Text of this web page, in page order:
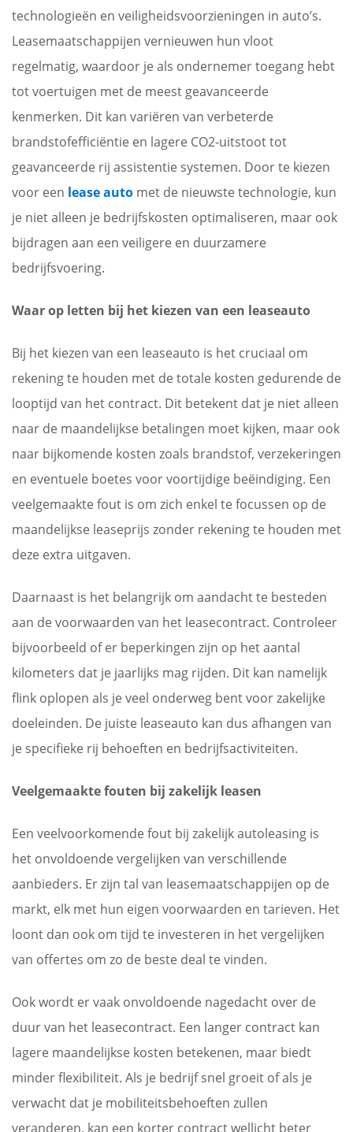
technologieën en veiligheidsvoorzieningen in auto’s.
Leasemaatschappijen vernieuwen hun vloot
regelmatig, waardoor je als ondernemer toegang hebt
tot voertuigen met de meest geavanceerde
kenmerken. Dit kan variëren van verbeterde
brandstofefficiëntie en lagere CO2-uitstoot tot
geavanceerde rij assistentie systemen. Door te kiezen
voor een lease auto met de nieuwste technologie, kun
je niet alleen je bedrijfskosten optimaliseren, maar ook
bijdragen aan een veiligere en duurzamere
bedrijfsvoering.
Waar op letten bij het kiezen van een leaseauto
Bij het kiezen van een leaseauto is het cruciaal om
rekening te houden met de totale kosten gedurende de
looptijd van het contract. Dit betekent dat je niet alleen
naar de maandelijkse betalingen moet kijken, maar ook
naar bijkomende kosten zoals brandstof, verzekeringen
en eventuele boetes voor voortijdige beëindiging. Een
veelgemaakte fout is om zich enkel te focussen op de
maandelijkse leaseprijs zonder rekening te houden met
deze extra uitgaven.
Daarnaast is het belangrijk om aandacht te besteden
aan de voorwaarden van het leasecontract. Controleer
bijvoorbeeld of er beperkingen zijn op het aantal
kilometers dat je jaarlijks mag rijden. Dit kan namelijk
flink oplopen als je veel onderweg bent voor zakelijke
doeleinden. De juiste leaseauto kan dus afhangen van
je specifieke rij behoeften en bedrijfsactiviteiten.
Veelgemaakte fouten bij zakelijk leasen
Een veelvoorkomende fout bij zakelijk autoleasing is
het onvoldoende vergelijken van verschillende
aanbieders. Er zijn tal van leasemaatschappijen op de
markt, elk met hun eigen voorwaarden en tarieven. Het
loont dan ook om tijd te investeren in het vergelijken
van offertes om zo de beste deal te vinden.
Ook wordt er vaak onvoldoende nagedacht over de
duur van het leasecontract. Een langer contract kan
lagere maandelijkse kosten betekenen, maar biedt
minder flexibiliteit. Als je bedrijf snel groeit of als je
verwacht dat je mobiliteitsbehoeften zullen
veranderen, kan een korter contract wellicht beter